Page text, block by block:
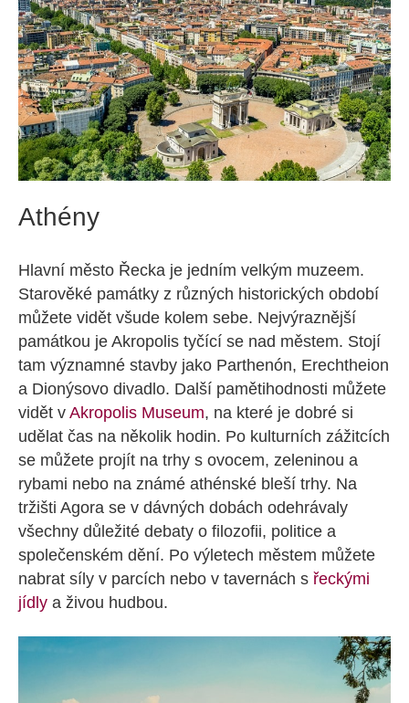
Athény
Hlavní město Řecka je jedním velkým muzeem.
Starověké památky z různých historických období
můžete vidět všude kolem sebe. Nejvýraznější
památkou je Akropolis tyčící se nad městem. Stojí
tam významné stavby jako Parthenón, Erechtheion
a Dionýsovo divadlo. Další pamětihodnosti můžete
vidět v Akropolis Museum, na které je dobré si
udělat čas na několik hodin. Po kulturních zážitcích
se můžete projít na trhy s ovocem, zeleninou a
rybami nebo na známé athénské bleší trhy. Na
tržišti Agora se v dávných dobách odehrávaly
všechny důležité debaty o filozofii, politice a
společenském dění. Po výletech městem můžete
nabrat síly v parcích nebo v tavernách s řeckými
jídly a živou hudbou.